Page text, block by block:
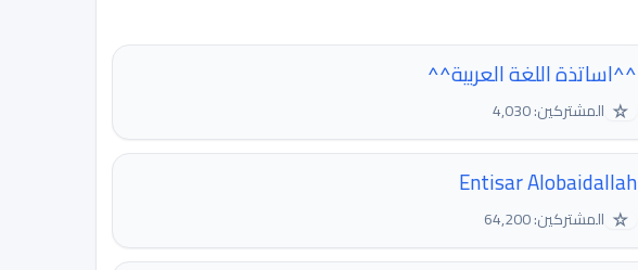
^^اساتذة اللغة العربية^^
☆ المشتركين: 4,030
Entisar Alobaidallah
☆ المشتركين: 64,200